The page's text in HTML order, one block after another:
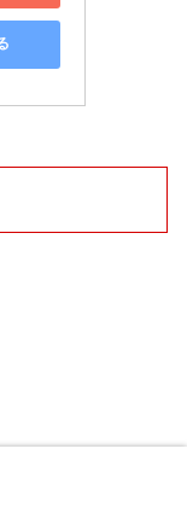
アリングに異常あ